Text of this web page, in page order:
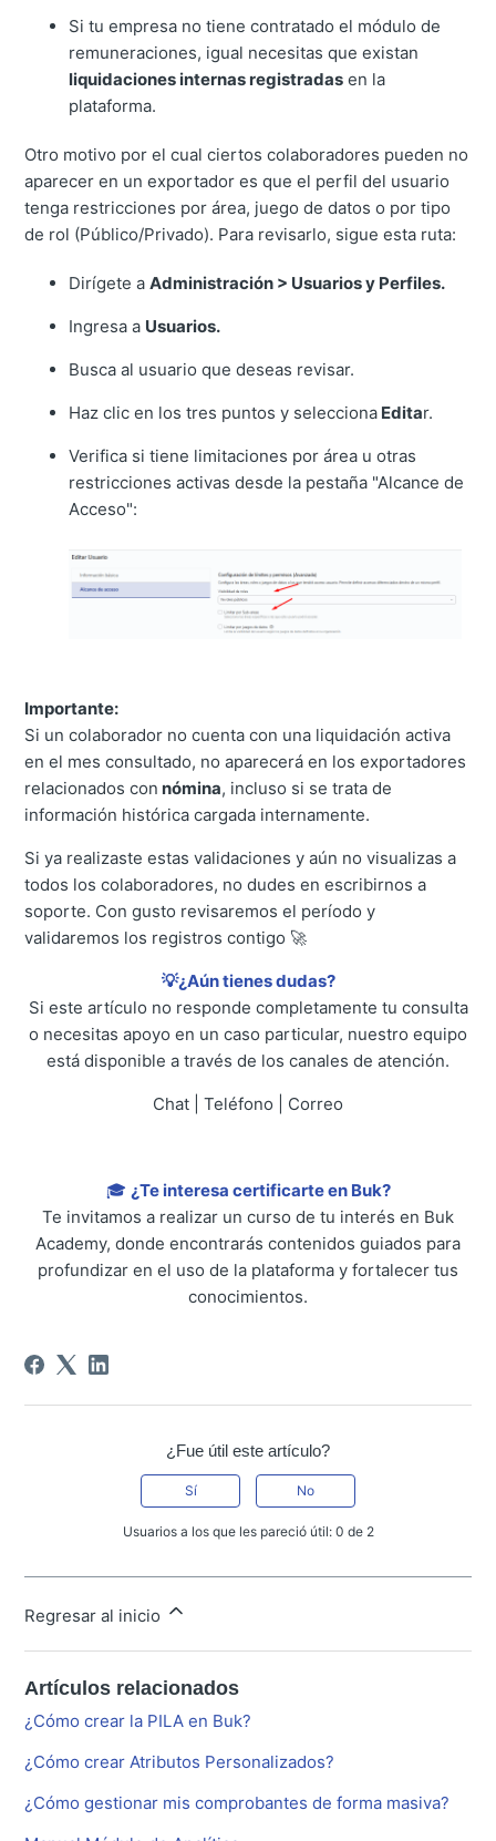
Si tu empresa no tiene contratado el módulo de
remuneraciones, igual necesitas que existan
liquidaciones internas registradas en la
plataforma.
Otro motivo por el cual ciertos colaboradores pueden no
aparecer en un exportador es que el perfil del usuario
tenga restricciones por área, juego de datos o por tipo
de rol (Público/Privado). Para revisarlo, sigue esta ruta:
Dirígete aAdministración > Usuarios y Perfiles.
Ingresa a Usuarios.
Busca al usuario que deseas revisar.
Haz clic en los tres puntos y selecciona Editar.
Verifica si tiene limitaciones por área u otras
restricciones activas desde la pestaña "Alcance de
Acceso":
Importante:
Si un colaborador no cuenta con una liquidación activa
en el mes consultado, no aparecerá en los exportadores
relacionados con nómina, incluso si se trata de
información histórica cargada internamente.
Si ya realizaste estas validaciones y aún no visualizas a
todos los colaboradores, no dudes en escribirnos a
soporte. Con gusto revisaremos el período y
validaremos los registros contigo 🚀
💡¿Aún tienes dudas?
Si este artículo no responde completamente tu consulta
o necesitas apoyo en un caso particular, nuestro equipo
está disponible a través de los canales de atención.
Chat | Teléfono | Correo
🎓 ¿Te interesa certificarte en Buk?
Te invitamos a realizar un curso de tu interés en Buk
Academy, donde encontrarás contenidos guiados para
profundizar en el uso de la plataforma y fortalecer tus
conocimientos.
¿Fue útil este artículo?
Sí No
Usuarios a los que les pareció útil: 0 de 2
Regresar al inicio
Artículos relacionados
¿Cómo crear la PILA en Buk?
¿Cómo crear Atributos Personalizados?
¿Cómo gestionar mis comprobantes de forma masiva?